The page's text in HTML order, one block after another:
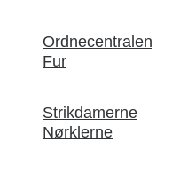
Ordnecentralen
Fur
Strikdamerne
Nørklerne